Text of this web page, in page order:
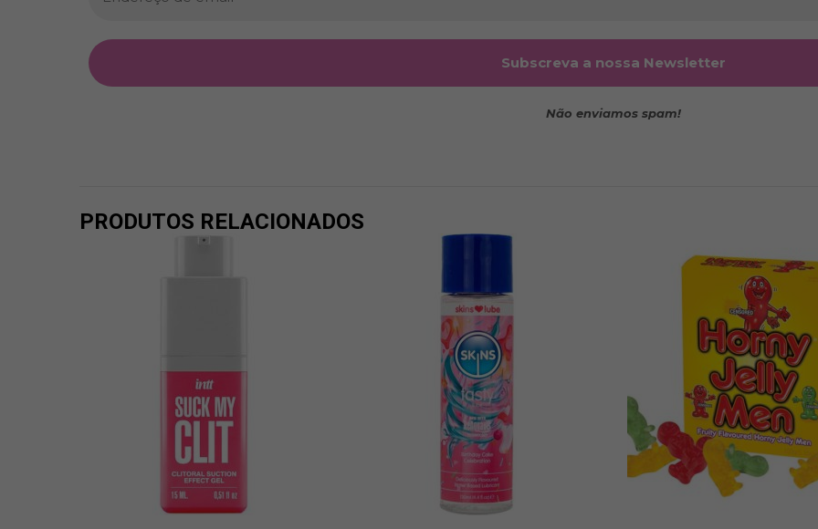
Não enviamos spam!
PRODUTOS RELACIONADOS